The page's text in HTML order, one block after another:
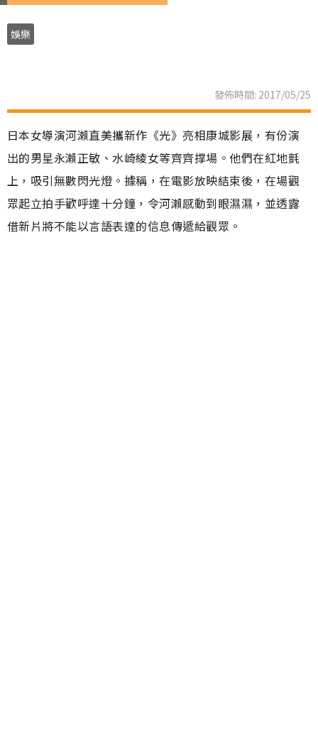
娛樂
發佈時間: 2017/05/25
日本女導演河瀨直美攜新作《光》亮相康城影展，有份演
出的男星永瀨正敏、水崎綾女等齊齊撑場。他們在紅地氈
上，吸引無數閃光燈。據稱，在電影放映結束後，在場觀
眾起立拍手歡呼達十分鐘，令河瀨感動到眼濕濕，並透露
借新片將不能以言語表達的信息傳遞給觀眾。